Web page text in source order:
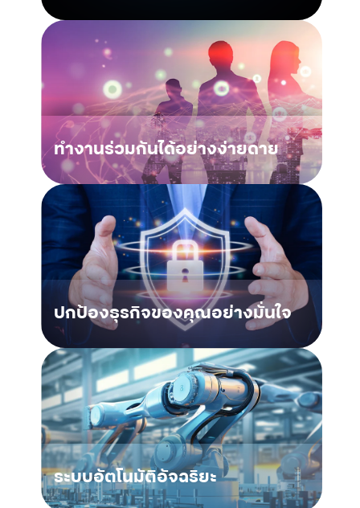
ทำงานร่วมกันได้อย่างง่ายดาย
ปกป้องธุรกิจของคุณอย่างมั่นใจ
ระบบอัตโนมัติอัจฉริยะ